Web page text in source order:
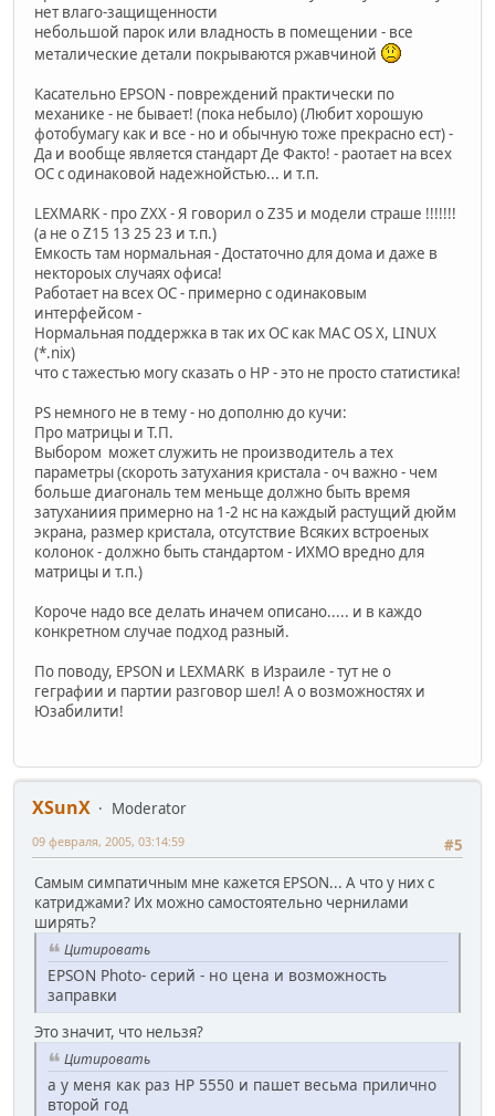
нет влаго-защищенности
небольшой парок или владность в помещении - все
металические детали покрываются ржавчиной
Касательно EPSON - повреждений практически по
механике - не бывает! (пока небыло) (Любит хорошую
фотобумагу как и все - но и обычную тоже прекрасно ест) -
Да и вообще является стандарт Де Факто! - раотает на всех
ОС с одинаковой надежнойстью... и т.п.
LEXMARK - про ZXX - Я говорил о Z35 и модели страше !!!!!!!
(а не о Z15 13 25 23 и т.п.)
Емкость там нормальная - Достаточно для дома и даже в
нектороых случаях офиса!
Работает на всех ОС - примерно с одинаковым
интерфейсом -
Нормальная поддержка в так их ОС как MAC OS X, LINUX
(*.nix)
что с тажестью могу сказать о HP - это не просто статистика!
PS немного не в тему - но дополню до кучи:
Про матрицы и Т.П.
Выбором может служить не производитель а тех
параметры (скороть затухания кристала - оч важно - чем
больше диагональ тем меньще должно быть время
затуханиия примерно на 1-2 нс на каждый растущий дюйм
экрана, размер кристала, отсутствие Всяких встроеных
колонок - должно быть стандартом - ИХМО вредно для
матрицы и т.п.)
Короче надо все делать иначем описано..... и в каждо
конкретном случае подход разный.
По поводу, EPSON и LEXMARK в Израиле - тут не о
геграфии и партии разговор шел! А о возможностях и
Юзабилити!
XSunX
Moderator
#5
09 февраля, 2005, 03:14:59
Самым симпатичным мне кажется EPSON... А что у них с
катриджами? Их можно самостоятельно чернилами
ширять?
Цитировать
EPSON Photo- серий - но цена и возможность
заправки
Это значит, что нельзя?
Цитировать
а у меня как раз HP 5550 и пашет весьма прилично
второй год